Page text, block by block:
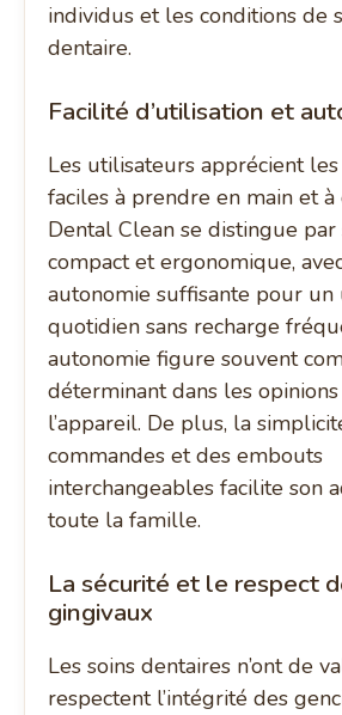
individus et les conditions de
dentaire.
Facilité d’utilisation et
Les utilisateurs apprécient
faciles à prendre en main et à
Dental Clean se distingue par
compact et ergonomique,
autonomie suffisante pour un
quotidien sans recharge
autonomie figure souvent
déterminant dans les
l’appareil. De plus, la
commandes et des embouts
interchangeables facilite son
toute la famille.
La sécurité et le respect
gingivaux
Les soins dentaires n’ont de
respectent l’intégrité des